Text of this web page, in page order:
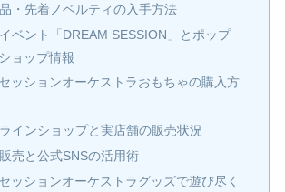
・先着ノベルティの入手方法
ベント「DREAM SESSION」とポップ
ョップ情報
ッションオーケストラおもちゃの購入方
インショップと実店舗の販売状況
売と公式SNSの活用術
ッションオーケストラグッズで遊び尽く